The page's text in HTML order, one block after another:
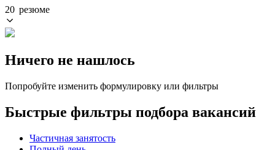
20 резюме
Ничего не нашлось
Попробуйте изменить формулировку или фильтры
Быстрые фильтры подбора вакансий
Частичная занятость